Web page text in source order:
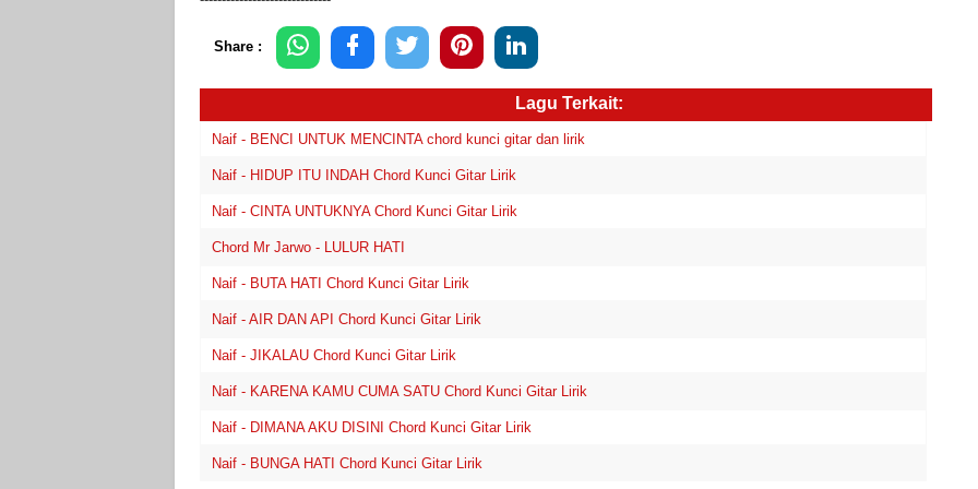
Share :
Lagu Terkait:
Naif - BENCI UNTUK MENCINTA chord kunci gitar dan lirik
Naif - HIDUP ITU INDAH Chord Kunci Gitar Lirik
Naif - CINTA UNTUKNYA Chord Kunci Gitar Lirik
Chord Mr Jarwo - LULUR HATI
Naif - BUTA HATI Chord Kunci Gitar Lirik
Naif - AIR DAN API Chord Kunci Gitar Lirik
Naif - JIKALAU Chord Kunci Gitar Lirik
Naif - KARENA KAMU CUMA SATU Chord Kunci Gitar Lirik
Naif - DIMANA AKU DISINI Chord Kunci Gitar Lirik
Naif - BUNGA HATI Chord Kunci Gitar Lirik